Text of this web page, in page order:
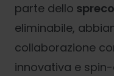
parte dello
eliminabile,
collaborazione
innovativa e